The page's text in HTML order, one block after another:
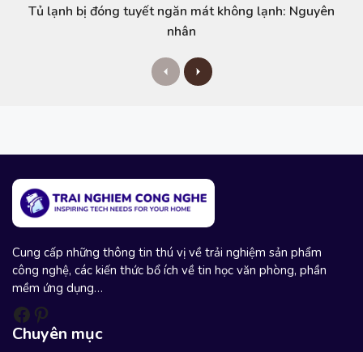
Tủ lạnh bị đóng tuyết ngăn mát không lạnh: Nguyên
nhân
P
r
u
N
e
Cung cấp những thông tin thú vị về trải nghiệm sản phẩm
công nghệ, các kiến thức bổ ích về tin học văn phòng, phần
mềm ứng dụng…
Facebook
Pinterest
Chuyên mục